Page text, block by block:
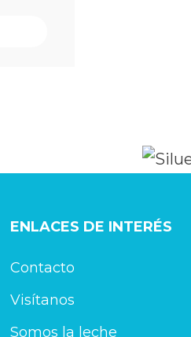
ENLACES DE INTERÉS
Contacto
Visítanos
Somos la leche